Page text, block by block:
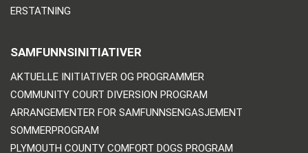
ERSTATNING
SAMFUNNSINITIATIVER
AKTUELLE INITIATIVER OG PROGRAMMER
COMMUNITY COURT DIVERSION PROGRAM
ARRANGEMENTER FOR SAMFUNNSENGASJEMENT
SOMMERPROGRAM
PLYMOUTH COUNTY COMFORT DOGS PROGRAM